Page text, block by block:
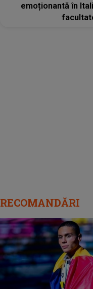
emoționantă în
RECOMANDĂRI